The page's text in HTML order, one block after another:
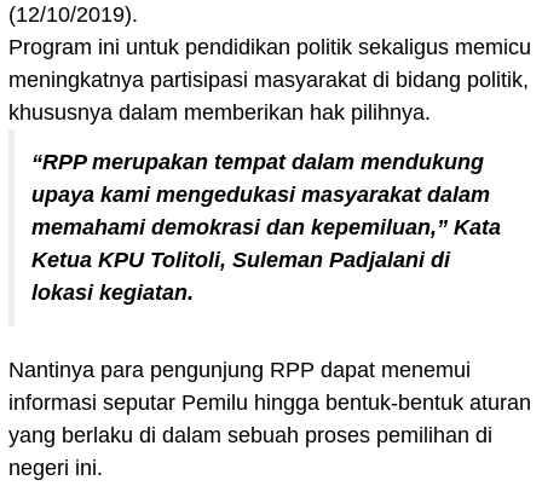
(12/10/2019).
Program ini untuk pendidikan politik sekaligus memicu
meningkatnya partisipasi masyarakat di bidang politik,
khususnya dalam memberikan hak pilihnya.
“RPP merupakan tempat dalam mendukung
upaya kami mengedukasi masyarakat dalam
memahami demokrasi dan kepemiluan,” Kata
Ketua KPU Tolitoli, Suleman Padjalani di
lokasi kegiatan.
Nantinya para pengunjung RPP dapat menemui
informasi seputar Pemilu hingga bentuk-bentuk aturan
yang berlaku di dalam sebuah proses pemilihan di
negeri ini.